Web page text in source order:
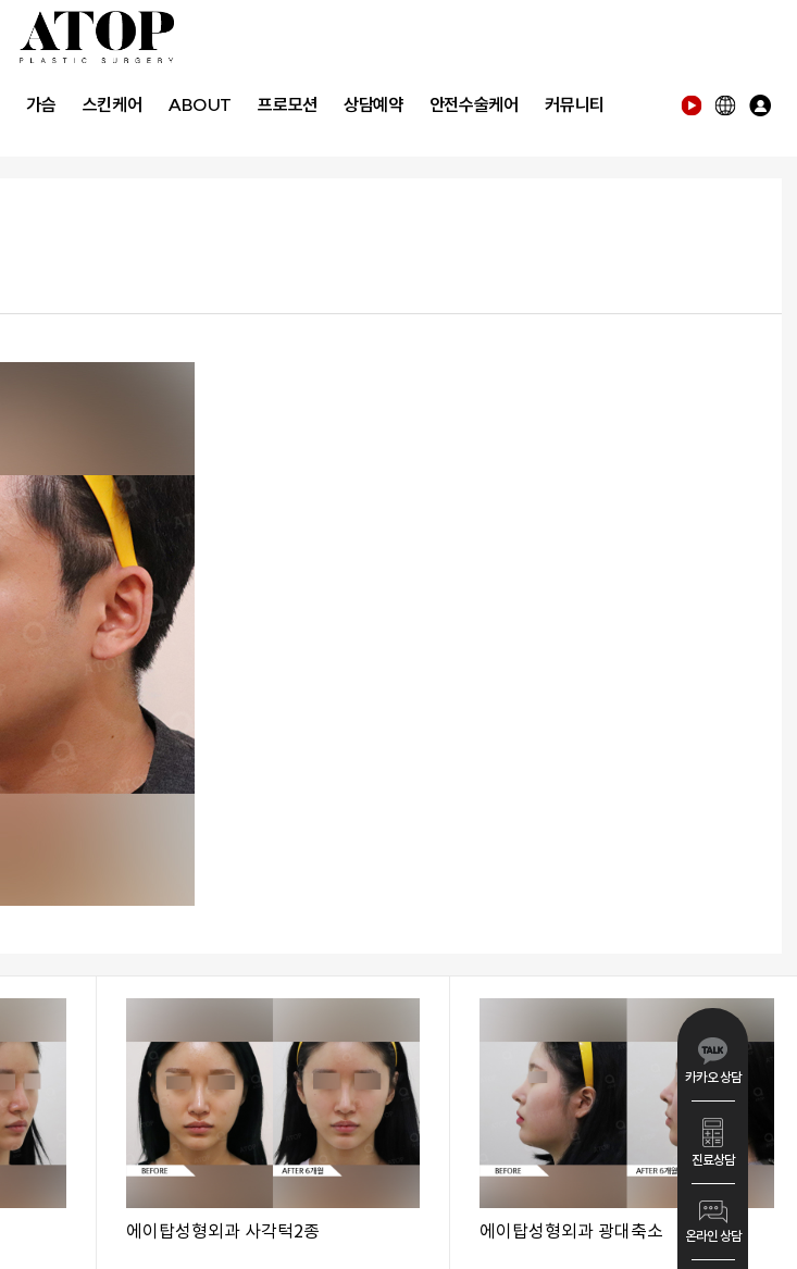
가슴 스킨케어 ABOUT 프로모션 상담예약 안전수술케어 커뮤니티
에이탑성형외과 사각턱2종 에이탑성형외과 광대축소
카카오 상담
진료상담
온라인 상담